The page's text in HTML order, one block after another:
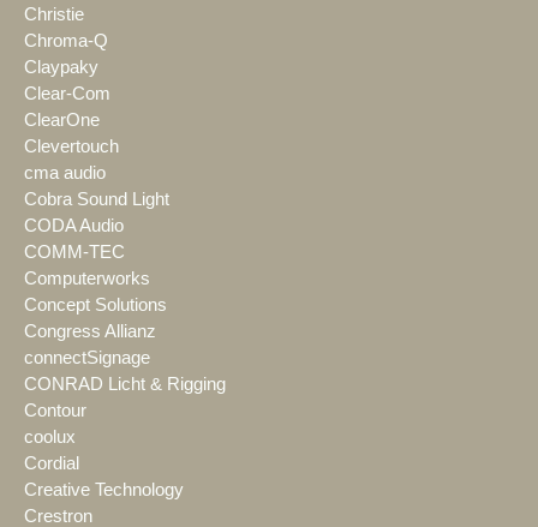
Christie
Chroma-Q
Claypaky
Clear-Com
ClearOne
Clevertouch
cma audio
Cobra Sound Light
CODA Audio
COMM-TEC
Computerworks
Concept Solutions
Congress Allianz
connectSignage
CONRAD Licht & Rigging
Contour
coolux
Cordial
Creative Technology
Crestron